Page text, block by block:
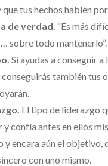
tus hechos hablen por
de verdad. “Es más
sobre todo mantenerlo”.
Si ayudas a conseguir a
conseguirás también tus
El tipo de liderazgo
y confía antes en ellos
y encara aún el objetivo,
con uno mismo.